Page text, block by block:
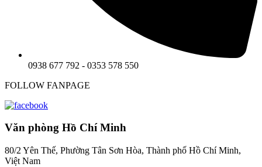
0938 677 792 - 0353 578 550
FOLLOW FANPAGE
Văn phòng Hồ Chí Minh
80/2 Yên Thế, Phường Tân Sơn Hòa, Thành phố Hồ Chí Minh,
Việt Nam